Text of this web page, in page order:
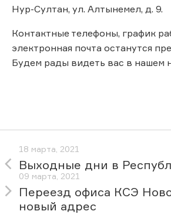
Нур-Султан, ул. Алтынемел, д. 9.
Контактные телефоны, график
электронная почта останутся
Будем рады видеть вас в нашем
18 марта, 2021
Выходные дни в
09 марта, 2021
Переезд офиса КСЭ
новый адрес